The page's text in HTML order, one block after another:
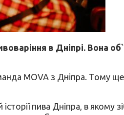
в Дніпрі. Вона об`
MOVA з Дніпра. Тому
пива Дніпра, в якому